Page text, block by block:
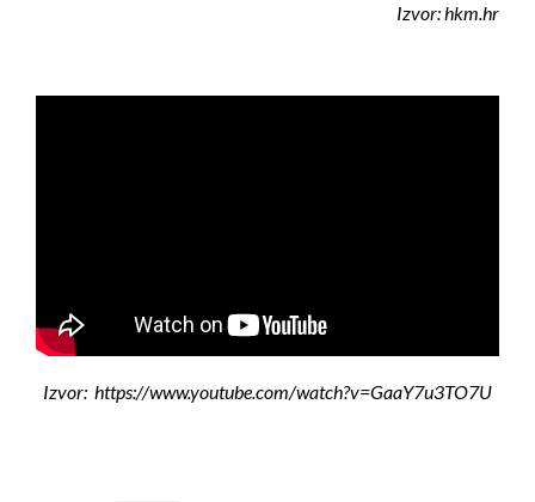
Izvor: hkm.hr
Izvor: https://www.youtube.com/watch?v=GaaY7u3TO7U